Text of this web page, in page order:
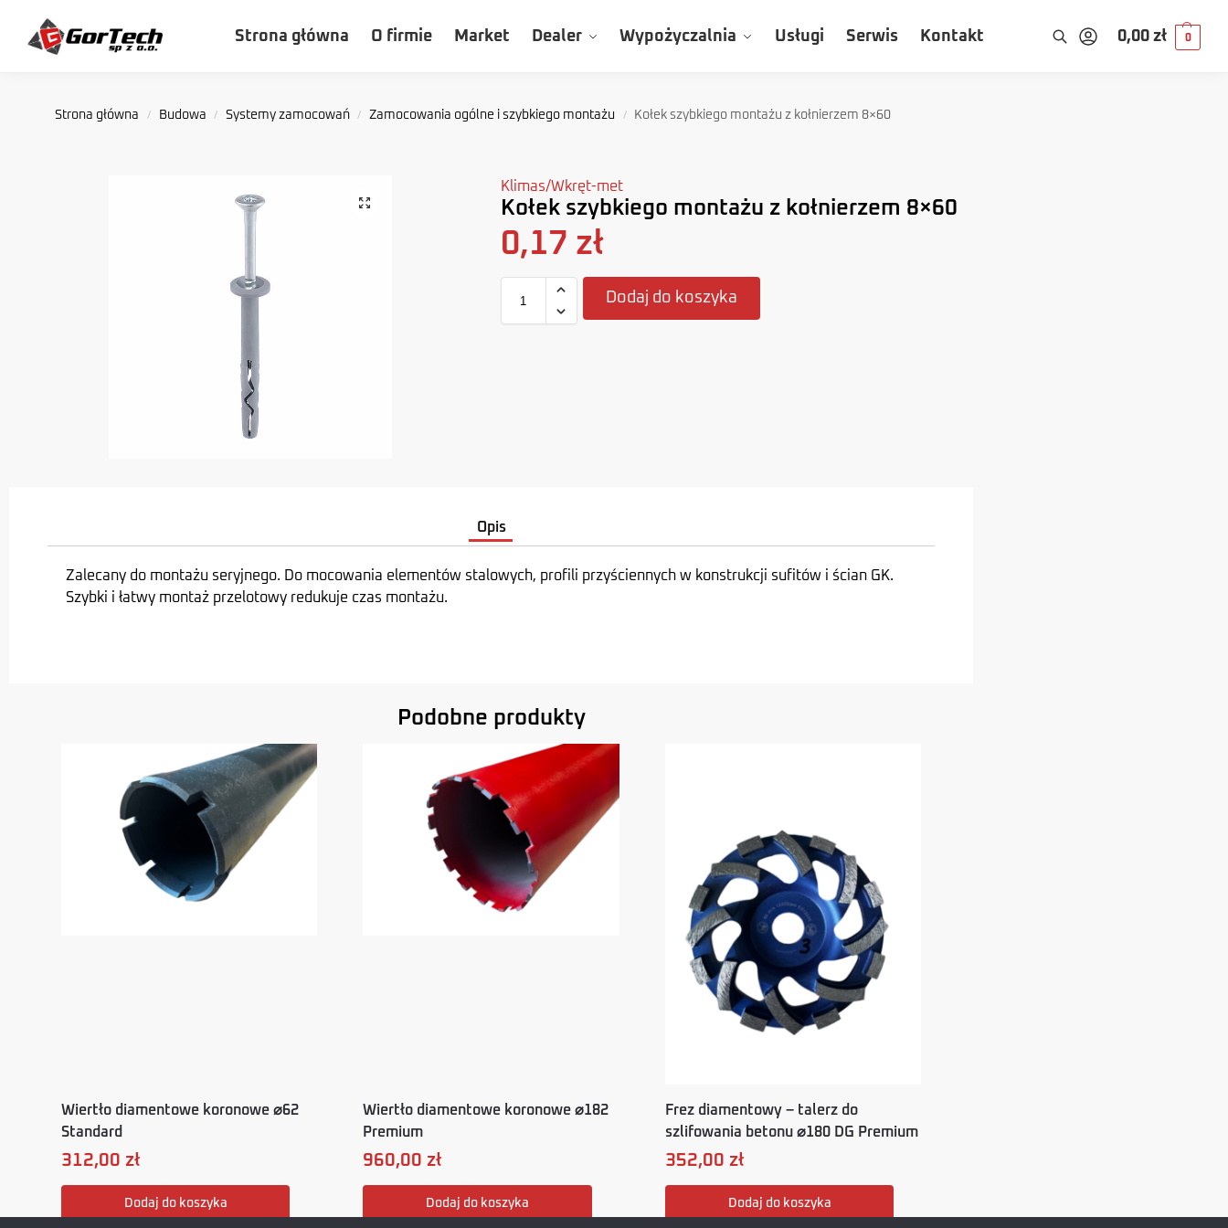
Strona główna O firmie Market Dealer Wypożyczalnia Usługi Serwis Kontakt
Szukaj 0,00 zł 0
Strona główna / Budowa / Systemy zamocowań / Zamocowania ogólne i szybkiego montażu / Kołek szybkiego montażu z kołnierzem 8×60
Klimas/Wkręt-met
Kołek szybkiego montażu z kołnierzem 8×60
0,17 zł
Dodaj do koszyka
Opis
Zalecany do montażu seryjnego. Do mocowania elementów stalowych, profili przyściennych w konstrukcji sufitów i ścian GK.
Szybki i łatwy montaż przelotowy redukuje czas montażu.
Podobne produkty
Wiertło diamentowe koronowe ⌀62
Standard
312,00 zł
Dodaj do koszyka
Wiertło diamentowe koronowe ⌀182
Premium
960,00 zł
Dodaj do koszyka
Frez diamentowy – talerz do
szlifowania betonu ⌀180 DG Premium
352,00 zł
Dodaj do koszyka